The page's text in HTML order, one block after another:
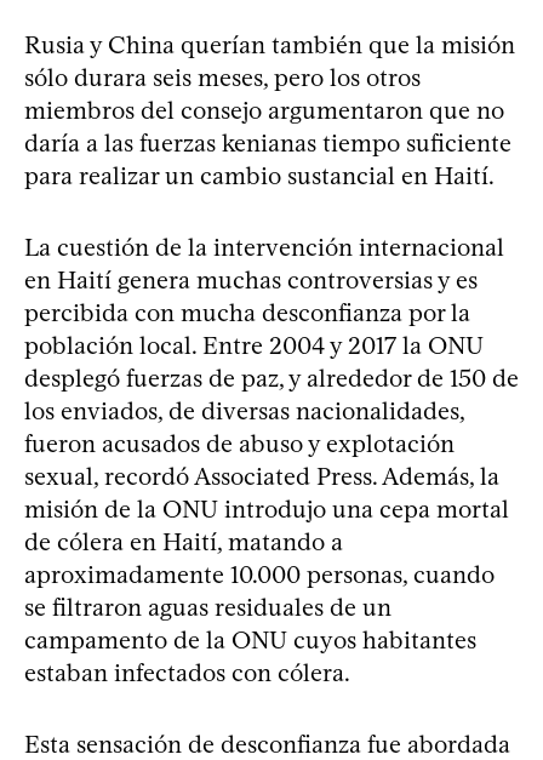
Rusia y China querían también que la misión
sólo durara seis meses, pero los otros
miembros del consejo argumentaron que no
daría a las fuerzas kenianas tiempo suficiente
para realizar un cambio sustancial en Haití.
La cuestión de la intervención internacional
en Haití genera muchas controversias y es
percibida con mucha desconfianza por la
población local. Entre 2004 y 2017 la ONU
desplegó fuerzas de paz, y alrededor de 150 de
los enviados, de diversas nacionalidades,
fueron acusados de abuso y explotación
sexual, recordó Associated Press. Además, la
misión de la ONU introdujo una cepa mortal
de cólera en Haití, matando a
aproximadamente 10.000 personas, cuando
se filtraron aguas residuales de un
campamento de la ONU cuyos habitantes
estaban infectados con cólera.
Esta sensación de desconfianza fue abordada